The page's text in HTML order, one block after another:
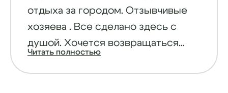
отдыха за городом. Отзывчивые
хозяева . Все сделано здесь с
душой. Хочется возвращаться
рыба, природа...
Читать полностью